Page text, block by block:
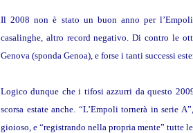
Il 2008 non è stato un buon anno per
casalinghe, altro record negativo. Di contro le
Genova (sponda Genoa), e forse i tanti successi
Logico dunque che i tifosi azzurri da questo
scorsa estate anche. “L’Empoli tornerà in serie
gioioso, e “registrando nella propria mente” tutte